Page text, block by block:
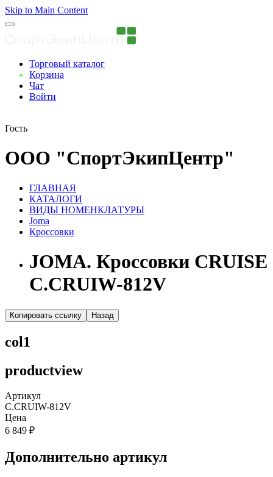
Skip to Main Content
Торговый каталог
Корзина
Чат
Войти
Гость
ООО "СпортЭкипЦентр"
ГЛАВНАЯ
КАТАЛОГИ
ВИДЫ НОМЕНКЛАТУРЫ
Joma
Кроссовки
JOMA. Кроссовки CRUISE
C.CRUIW-812V
Копировать ссылку Назад
col1
productview
Артикул
C.CRUIW-812V
Цена
6 849 ₽
Дополнительно артикул